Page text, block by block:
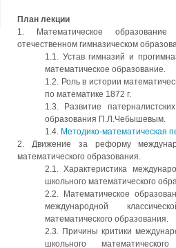
План лекции
1. Математическое
отечественном гимназическом
1.1. Устав гимназий и
математическое образование.
1.2. Роль в истории
по математике 1872 г.
1.3. Развитие
образования П.Л.Чебышевым.
1.4. Методико-математическая
2. Движение за реформу
математического образования.
2.1. Характеристика
школьного математического
2.2. Математическое
международной
математического образования.
2.3. Причины критики
школьного